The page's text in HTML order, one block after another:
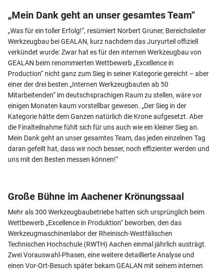
„Mein Dank geht an unser gesamtes Team“
„Was für ein toller Erfolg!“, resümiert Norbert Gruner, Bereichsleiter
Werkzeugbau bei GEALAN, kurz nachdem das Juryurteil offiziell
verkündet wurde: Zwar hat es für den internen Werkzeugbau von
GEALAN beim renommierten Wettbewerb „Excellence in
Production“ nicht ganz zum Sieg in seiner Kategorie gereicht – aber
einer der drei besten „Internen Werkzeugbauten ab 50
Mitarbeitenden“ im deutschsprachigen Raum zu stellen, wäre vor
einigen Monaten kaum vorstellbar gewesen. „Der Sieg in der
Kategorie hätte dem Ganzen natürlich die Krone aufgesetzt. Aber
die Finalteilnahme fühlt sich für uns auch wie ein kleiner Sieg an.
Mein Dank geht an unser gesamtes Team, das jeden einzelnen Tag
daran gefeilt hat, dass wir noch besser, noch effizienter werden und
uns mit den Besten messen können!“
Große Bühne im Aachener Krönungssaal
Mehr als 300 Werkzeugbaubetriebe hatten sich ursprünglich beim
Wettbewerb „Excellence in Produktion“ beworben, den das
Werkzeugmaschinenlabor der Rheinisch-Westfälischen
Technischen Hochschule (RWTH) Aachen einmal jährlich austrägt.
Zwei Vorauswahl-Phasen, eine weitere detaillierte Analyse und
einen Vor-Ort-Besuch später bekam GEALAN mit seinem internen